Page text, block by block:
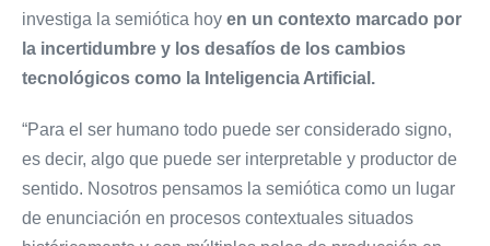
investiga la semiótica hoy en un contexto marcado por
la incertidumbre y los desafíos de los cambios
tecnológicos como la Inteligencia Artificial.
“Para el ser humano todo puede ser considerado signo,
es decir, algo que puede ser interpretable y productor de
sentido. Nosotros pensamos la semiótica como un lugar
de enunciación en procesos contextuales situados